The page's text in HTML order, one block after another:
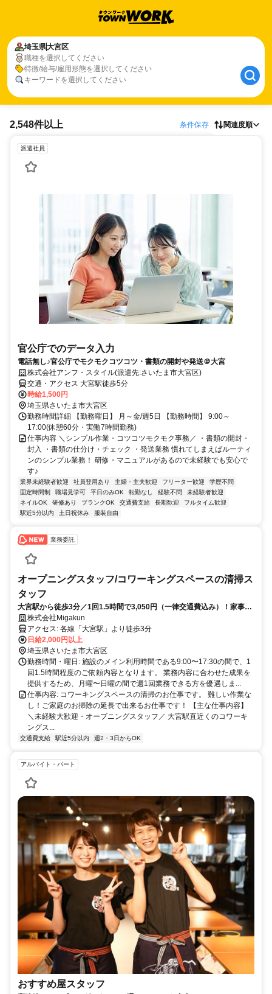
埼玉県大宮区
職種を選択してください
特徴/給与/雇用形態を選択してください
キーワードを選択してください
2,548件以上 条件保存 関連度順
派遣社員
官公庁でのデータ入力
電話無し♪官公庁でモクモクコツコツ・書類の開封や発送＠大宮
株式会社アンフ・スタイル(派遣先:さいたま市大宮区)
交通・アクセス 大宮駅徒歩5分
時給1,500円
埼玉県さいたま市大宮区
勤務時間詳細 【勤務曜日】 月～金/週5日 【勤務時間】 9:00～
17:00(休憩60分・実働7時間勤務)
仕事内容 ＼シンプル作業・コツコツモクモク事務／ ・書類の開封・
封入 ・書類の仕分け・チェック ・発送業務 慣れてしまえばルーティ
ンのシンプル業務！ 研修・マニュアルがあるので未経験でも安心で
す♪
業界未経験者歓迎 社員登用あり 主婦・主夫歓迎 フリーター歓迎
学歴不問
固定時間制
職場見学可 平日のみOK 転勤なし 経験不問
未経験者歓迎
ネイルOK
研修あり ブランクOK 交通費支給 長期歓迎
フルタイム歓迎
駅近5分以内
土日祝休み 服装自由
業務委託
オープニングスタッフ/コワーキングスペースの清掃ス
タッフ
大宮駅から徒歩3分／1回1.5時間で3,050円（一律交通費込み）！家事育
児や休みのスキマ時間を使って短時間で作業完了！新しく大宮駅近くに
オープンするコワーキングスペース内の環境美化業務をお任せします。
株式会社Migakun
アクセス: 各線「大宮駅」より徒歩3分
日給2,000円以上
埼玉県さいたま市大宮区
勤務時間・曜日: 施設のメイン利用時間である9:00〜17:30の間で、1
回1.5時間程度のご依頼内容となります。 業務内容に合わせた成果を
提供するため、月曜〜日曜の間で週1回業務できる方を優遇しま...
仕事内容: コワーキングスペースの清掃のお仕事です。 難しい作業な
し！ご家庭のお掃除の延長で出来るお仕事です！ 【主な仕事内容】
＼未経験大歓迎・オープニングスタッフ／ 大宮駅直近くのコワーキ
ングス...
交通費支給 駅近5分以内 週2・3日からOK
アルバイト・パート
おすすめ屋スタッフ